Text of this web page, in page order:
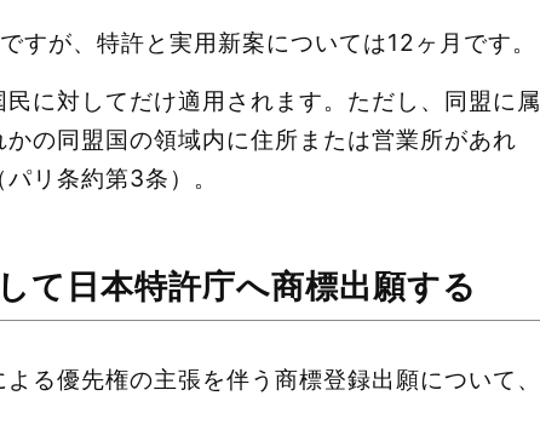
すが、特許と実用新案については12ヶ月です。
に対してだけ適用されます。ただし、同盟に属
の同盟国の領域内に住所または営業所があれ
リ条約第3条）。
て日本特許庁へ商標出願する
る優先権の主張を伴う商標登録出願について、